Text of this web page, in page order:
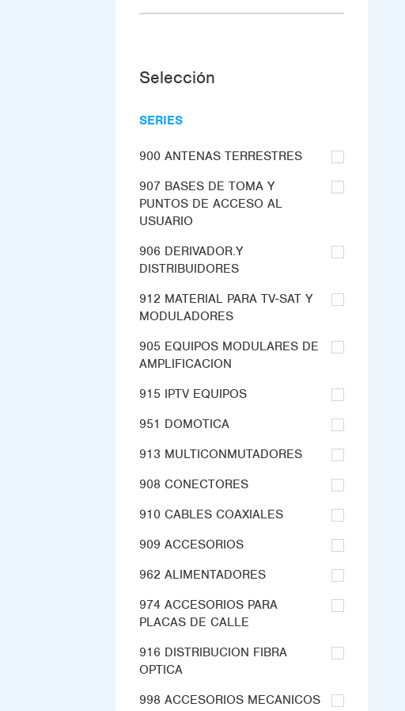
Selección
SERIES
900 ANTENAS TERRESTRES
907 BASES DE TOMA Y
PUNTOS DE ACCESO AL
USUARIO
906 DERIVADOR.Y
DISTRIBUIDORES
912 MATERIAL PARA TV-SAT Y
MODULADORES
905 EQUIPOS MODULARES DE
AMPLIFICACION
915 IPTV EQUIPOS
951 DOMOTICA
913 MULTICONMUTADORES
908 CONECTORES
910 CABLES COAXIALES
909 ACCESORIOS
962 ALIMENTADORES
974 ACCESORIOS PARA
PLACAS DE CALLE
916 DISTRIBUCION FIBRA
OPTICA
998 ACCESORIOS MECANICOS